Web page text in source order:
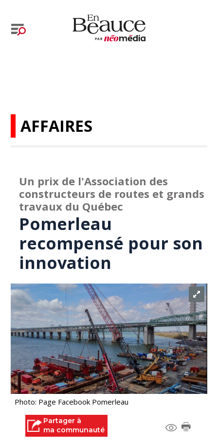
AFFAIRES
Un prix de l'Association des
constructeurs de routes et grands
travaux du Québec
Pomerleau
recompensé pour son
innovation
Photo: Page Facebook Pomerleau
Partager à
ma communauté